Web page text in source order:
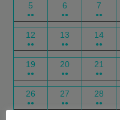
5
●●
6
●●
7
●●
12
●●
13
●●
14
●●
19
●●
20
●●
21
●●
26
●●
27
●●
28
●●